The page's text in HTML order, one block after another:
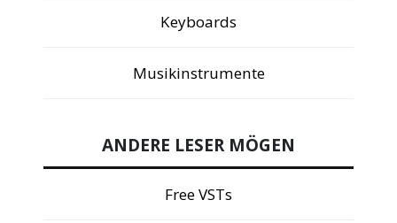
Keyboards
Musikinstrumente
ANDERE LESER MÖGEN
Free VSTs